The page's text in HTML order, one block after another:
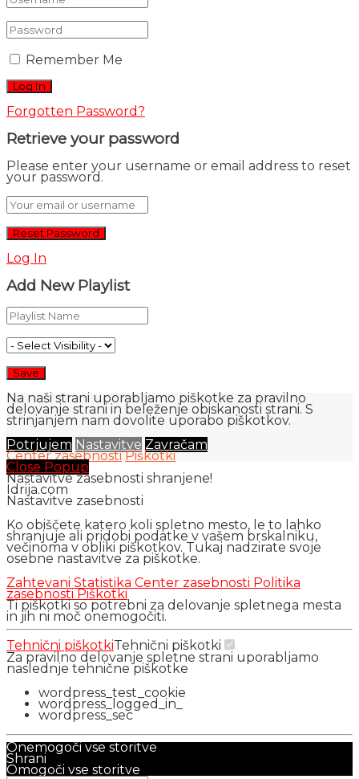
Remember Me
Forgotten Password?
Retrieve your password
Please enter your username or email address to reset
your password.
Log In
Add New Playlist
Na naši strani uporabljamo piškotke za pravilno
delovanje strani in beleženje obiskanosti strani. S
strinjanjem nam dovolite uporabo piškotkov.
Potrjujem Nastavitve Zavračam
Center zasebnosti Piškotki
Close Popup
Nastavitve zasebnosti shranjene!
Idrija.com
Nastavitve zasebnosti
Ko obiščete katero koli spletno mesto, le to lahko
shranjuje ali pridobi podatke v vašem brskalniku,
večinoma v obliki piškotkov. Tukaj nadzirate svoje
osebne nastavitve za piškotke.
Zahtevani Statistika Center zasebnosti Politika
zasebnosti Piškotki
Ti piškotki so potrebni za delovanje spletnega mesta
in jih ni moč onemogočiti.
Tehnični piškotkiTehnični piškotki
Za pravilno delovanje spletne strani uporabljamo
naslednje tehnične piškotke
wordpress_test_cookie
wordpress_logged_in_
wordpress_sec
Onemogoči vse storitve
Shrani
Omogoči vse storitve